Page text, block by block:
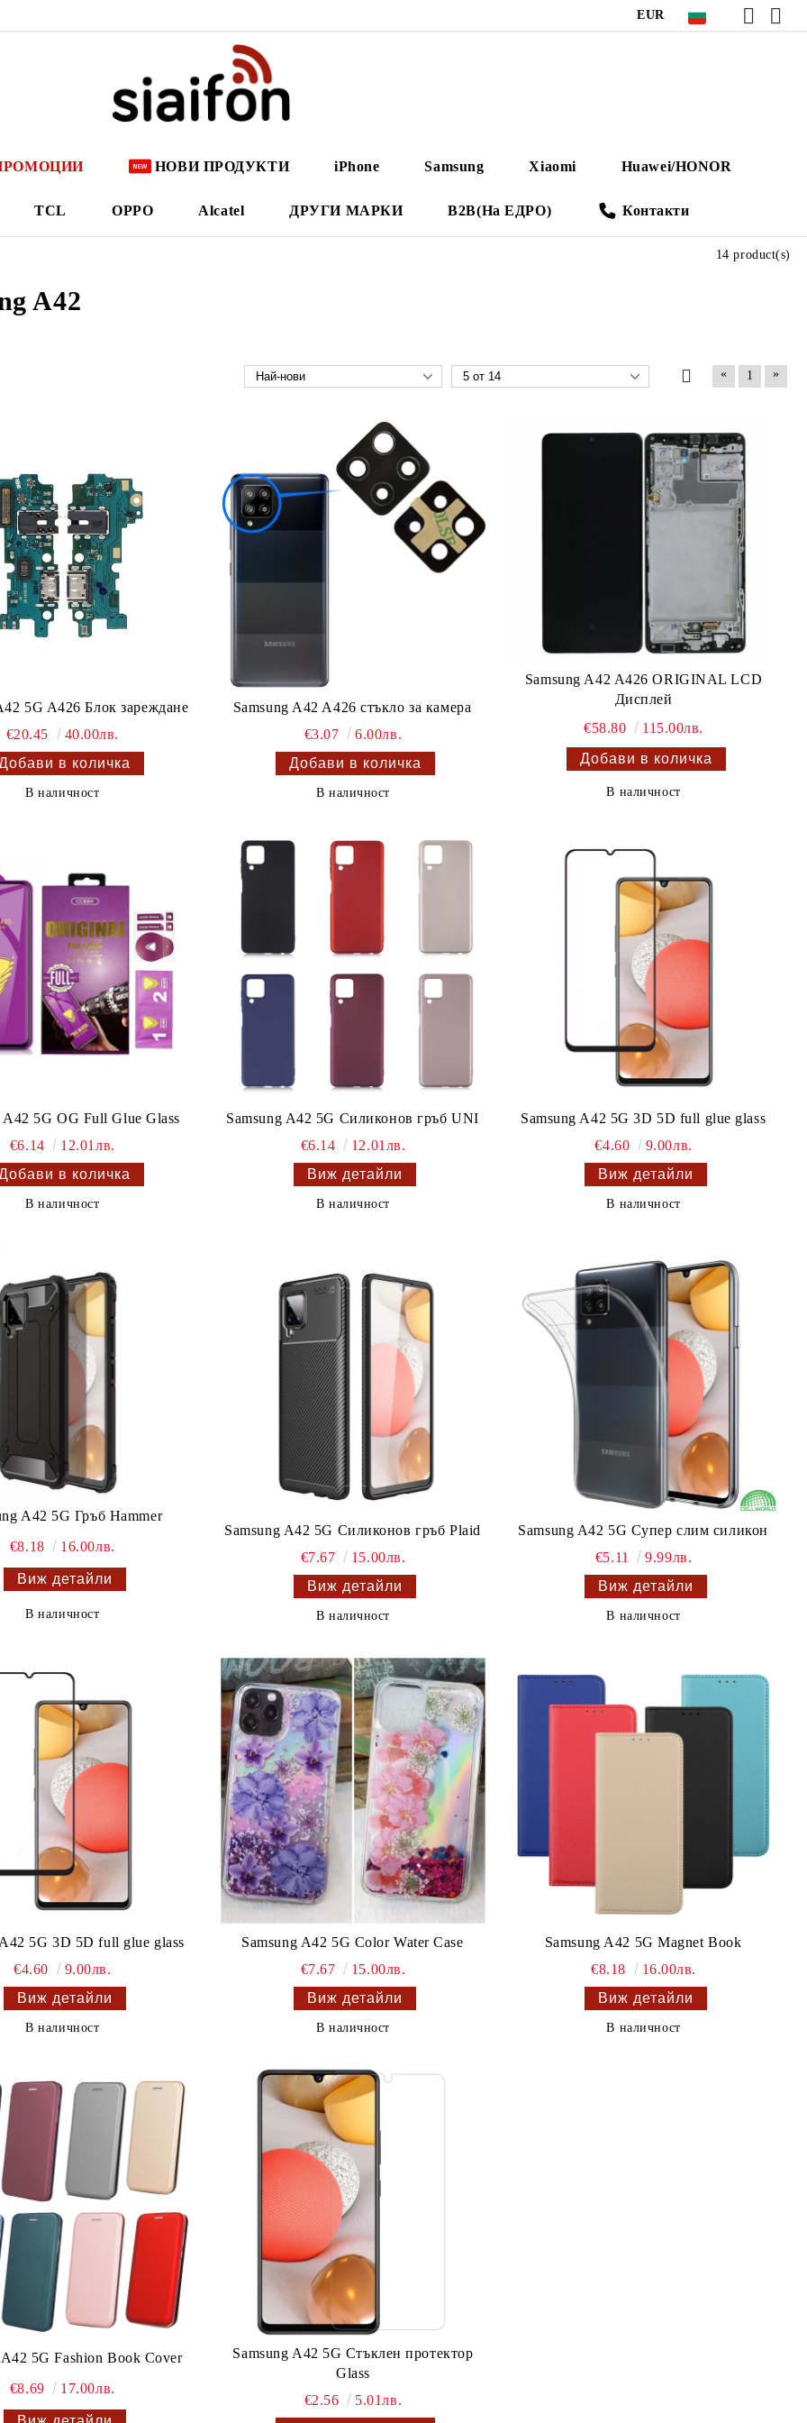
EUR
НОВИ ПРОДУКТИ iPhone Samsung Xiaomi Huawei/HONOR
TCL OPPO Alcatel ДРУГИ МАРКИ B2B(На ЕДРО) Контакти
A42
14 product(s)
« 1 »
5G A426 Блок зареждане
€20.45
40.00лв.
В наличност
Samsung A42 A426 стъкло за камера
€3.07
6.00лв.
В наличност
Samsung A42 A426 ORIGINAL LCD
Дисплей
€58.80
115.00лв.
В наличност
A42 5G OG Full Glue Glass
€6.14
12.01лв.
В наличност
Samsung A42 5G Силиконов гръб UNI
€6.14
12.01лв.
Виж детайли
В наличност
Samsung A42 5G 3D 5D full glue glass
€4.60
9.00лв.
Виж детайли
В наличност
A42 5G Гръб Hammer
€8.18
16.00лв.
Виж детайли
В наличност
Samsung A42 5G Силиконов гръб Plaid
€7.67
15.00лв.
Виж детайли
В наличност
Samsung A42 5G Супер слим силикон
€5.11
9.99лв.
Виж детайли
В наличност
5G 3D 5D full glue glass
€4.60
9.00лв.
Виж детайли
В наличност
Samsung A42 5G Color Water Case
€7.67
15.00лв.
Виж детайли
В наличност
Samsung A42 5G Magnet Book
€8.18
16.00лв.
Виж детайли
В наличност
A42 5G Fashion Book Cover
€8.69 17.00лв.
Samsung A42 5G Стъклен протектор
Glass
€2.56
5.01лв.